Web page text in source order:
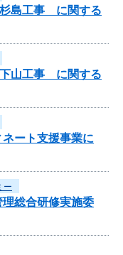
島工事 に関する
山工事 に関する
ート支援事業に
ー
理総合研修実施委